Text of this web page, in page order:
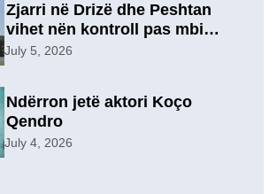
Zjarri në Drizë dhe Peshtan
vihet nën kontroll pas mbi 9
orësh operacion, u
July 5, 2026
Ndërron jetë aktori Koço
Qendro
July 4, 2026